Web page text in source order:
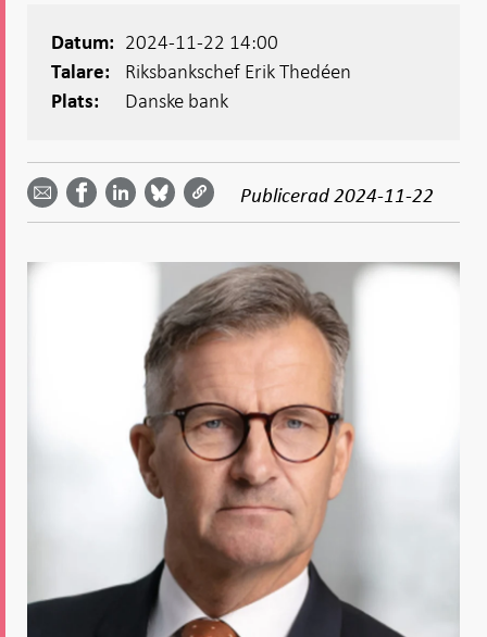
Datum: 2024-11-22 14:00
Talare: Riksbankschef Erik Thedéen
Plats: Danske bank
Dela
email -
Öppnas
Dela på
Facebook
- Öppnas
Dela på
LinkedIn
-
Öppnas
på
Bluesky
-
i ny flik
på
Twitter
-
i ny flik
Publicerad 2024-11-22